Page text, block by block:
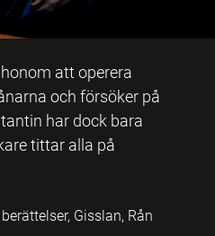
att operera
och försöker på
har dock bara
tittar alla på
Gisslan, Rån